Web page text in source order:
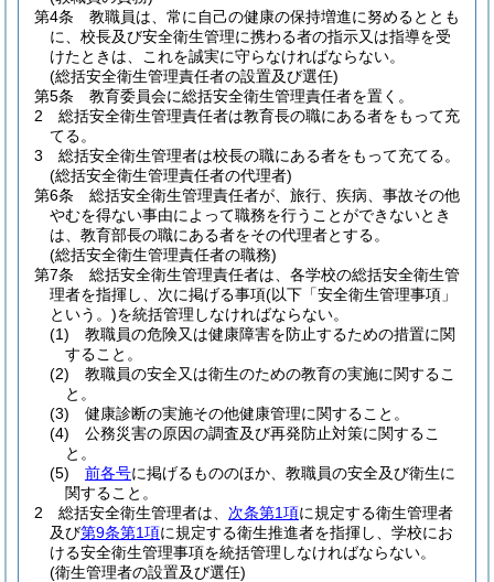
第4条
教職員は、常に自己の健康の保持増進に努めるととも
に、校長及び安全衛生管理に携わる者の指示又は指導を受
けたときは、これを誠実に守らなければならない。
(総括安全衛生管理責任者の設置及び選任)
第5条
教育委員会に総括安全衛生管理責任者を置く。
2
総括安全衛生管理責任者は教育長の職にある者をもって充
てる。
3
総括安全衛生管理者は校長の職にある者をもって充てる。
(総括安全衛生管理責任者の代理者)
第6条
総括安全衛生管理責任者が、旅行、疾病、事故その他
やむを得ない事由によって職務を行うことができないとき
は、教育部長の職にある者をその代理者とする。
(総括安全衛生管理責任者の職務)
第7条
総括安全衛生管理責任者は、各学校の総括安全衛生管
理者を指揮し、次に掲げる事項(以下「安全衛生管理事項」
という。)を統括管理しなければならない。
(1)
教職員の危険又は健康障害を防止するための措置に関
すること。
(2)
教職員の安全又は衛生のための教育の実施に関するこ
と。
(3)
健康診断の実施その他健康管理に関すること。
(4)
公務災害の原因の調査及び再発防止対策に関するこ
と。
(5)
前各号に掲げるもののほか、教職員の安全及び衛生に
関すること。
2
総括安全衛生管理者は、 次条第1項に規定する衛生管理者
及び第9条第1項に規定する衛生推進者を指揮し、学校にお
ける安全衛生管理事項を統括管理しなければならない。
(衛生管理者の設置及び選任)